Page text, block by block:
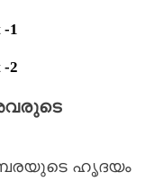
1
-2
ഹൃദയം